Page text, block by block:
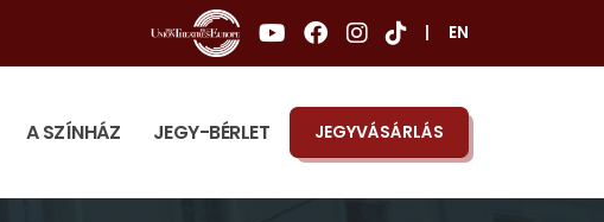
EN
A SZÍNHÁZ JEGY-BÉRLET JEGYVÁSÁRLÁS